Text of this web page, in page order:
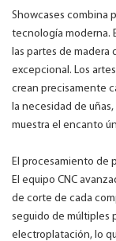
Showcases combina
tecnología moderna.
las partes de madera
excepcional. Los
crean precisamente
la necesidad de
muestra el encanto
El procesamiento de
El equipo CNC
de corte de cada
seguido de múltiples
electroplatación, lo